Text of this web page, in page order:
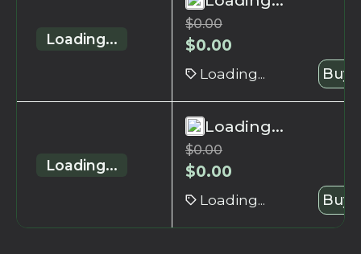
Loading...
$0.00
$0.00
Loading... Buy
Loading...
Loading...
$0.00
$0.00
Loading... Buy